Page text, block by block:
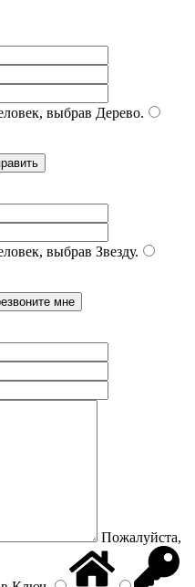
выбрав Дерево.
выбрав Звезду.
Пожалуйста,